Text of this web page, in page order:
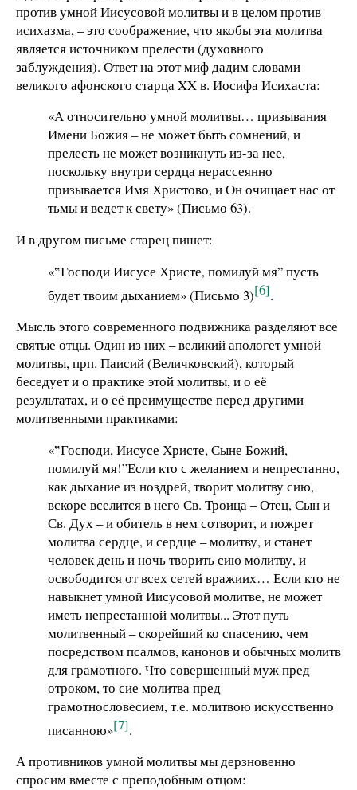
против умной Иисусовой молитвы и в целом против
исихазма, – это соображение, что якобы эта молитва
является источником прелести (духовного
заблуждения). Ответ на этот миф дадим словами
великого афонского старца XX в. Иосифа Исихаста:
«А относительно умной молитвы… призывания
Имени Божия – не может быть сомнений, и
прелесть не может возникнуть из-за нее,
поскольку внутри сердца нерассеянно
призывается Имя Христово, и Он очищает нас от
тьмы и ведет к свету» (Письмо 63).
И в другом письме старец пишет:
«‟Господи Иисусе Христе, помилуй мя” пусть
будет твоим дыханием» (Письмо 3)[6].
Мысль этого современного подвижника разделяют все
святые отцы. Один из них – великий апологет умной
молитвы, прп. Паисий (Величковский), который
беседует и о практике этой молитвы, и о её
результатах, и о её преимуществе перед другими
молитвенными практиками:
«‟Господи, Иисусе Христе, Сыне Божий,
помилуй мя!”Если кто с желанием и непрестанно,
как дыхание из ноздрей, творит молитву сию,
вскоре вселится в него Св. Троица – Отец, Сын и
Св. Дух – и обитель в нем сотворит, и пожрет
молитва сердце, и сердце – молитву, и станет
человек день и ночь творить сию молитву, и
освободится от всех сетей вражиих… Если кто не
навыкнет умной Иисусовой молитве, не может
иметь непрестанной молитвы... Этот путь
молитвенный – скорейший ко спасению, чем
посредством псалмов, канонов и обычных молитв
для грамотного. Что совершенный муж пред
отроком, то сие молитва пред
грамотнословесием, т.е. молитвою искусственно
писанною»[7].
А противников умной молитвы мы дерзновенно
спросим вместе с преподобным отцом: